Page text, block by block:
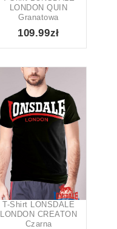
LONDON QUIN
Granatowa
109.99zł
T-Shirt LONSDALE
LONDON CREATON
Czarna